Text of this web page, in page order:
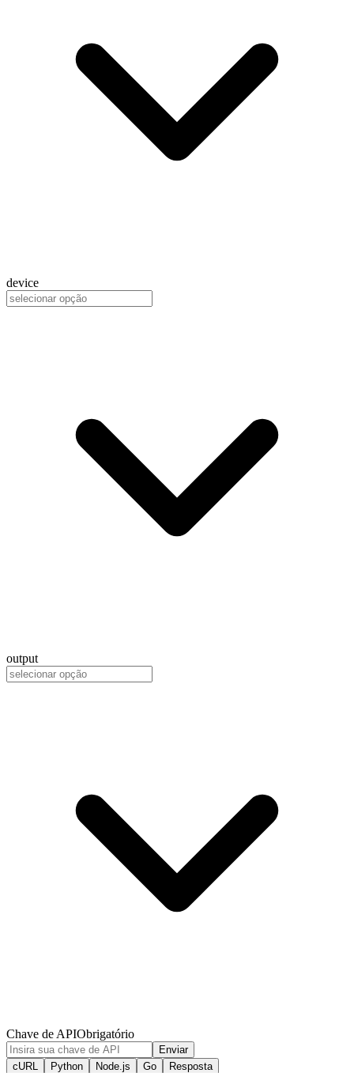
device
output
Chave de APIObrigatório
Enviar
cURL
Python Node.js Go Resposta